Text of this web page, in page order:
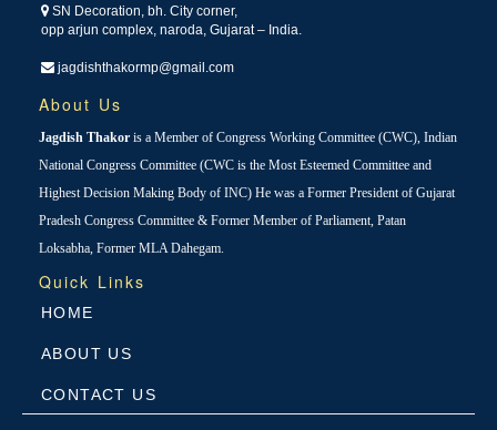
SN Decoration, bh. City corner,
opp arjun complex, naroda, Gujarat – India.
jagdishthakormp@gmail.com
About Us
Jagdish Thakor is a Member of Congress Working Committee (CWC), Indian
National Congress Committee (CWC is the Most Esteemed Committee and
Highest Decision Making Body of INC) He was a Former President of Gujarat
Pradesh Congress Committee & Former Member of Parliament, Patan
Loksabha, Former MLA Dahegam.
Quick Links
HOME
ABOUT US
CONTACT US